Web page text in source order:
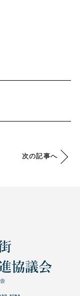
次の記事へ